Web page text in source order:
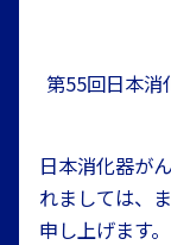
第55回日本
日本消化器が
れましては、
申し上げます。